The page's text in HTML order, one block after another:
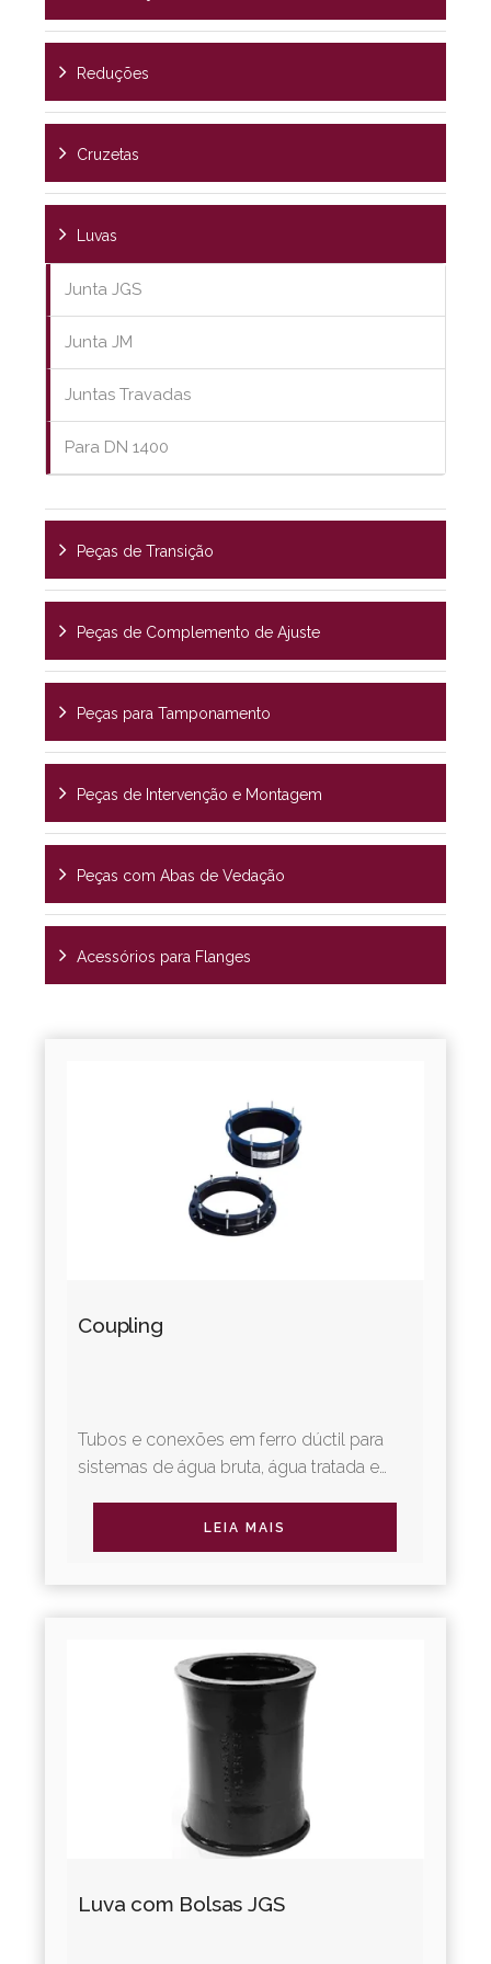
Reduções
Cruzetas
Luvas
Junta JGS
Junta JM
Juntas Travadas
Para DN 1400
Peças de Transição
Peças de Complemento de Ajuste
Peças para Tamponamento
Peças de Intervenção e Montagem
Peças com Abas de Vedação
Acessórios para Flanges
Coupling
Tubos e conexões em ferro dúctil para
sistemas de água bruta, água tratada e
diversos tipos de juntas...
LEIA MAIS
Luva com Bolsas JGS